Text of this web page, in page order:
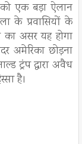
को एक बड़ा ऐलान
के प्रवासियों के
का असर यह होगा
अमेरिका छोड़ना
ट्रंप द्वारा अवैध
है।